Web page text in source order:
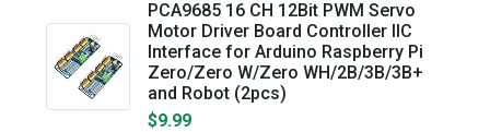
PCA9685 16 CH 12Bit PWM Servo
Motor Driver Board Controller IIC
Interface for Arduino Raspberry Pi
Zero/Zero W/Zero WH/2B/3B/3B+
and Robot (2pcs)
$9.99